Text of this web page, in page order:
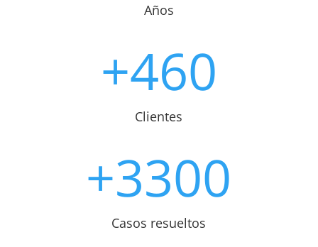
Años
+460
Clientes
+3300
Casos resueltos